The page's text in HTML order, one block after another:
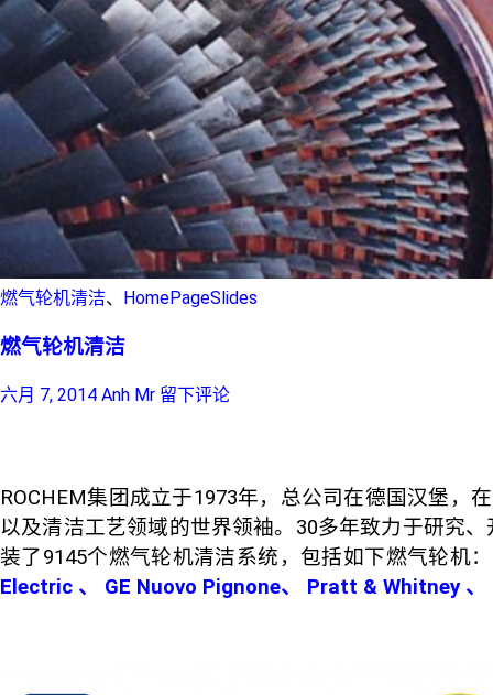
燃气轮机清洁、 HomePageSlides
燃气轮机清洁
六月 7, 2014 Anh Mr 留下评论
ROCHEM集团成立于1973年，总公司在德国汉堡，
以及清洁工艺领域的世界领袖。30多年致力于研究
装了9145个燃气轮机清洁系统，包括如下燃气轮机：
Electric 、 GE Nuovo Pignone、 Pratt & Whitney